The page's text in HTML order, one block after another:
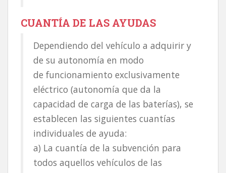
CUANTÍA DE LAS AYUDAS
Dependiendo del vehículo a adquirir y
de su autonomía en modo
de funcionamiento exclusivamente
eléctrico (autonomía que da la
capacidad de carga de las baterías), se
establecen las siguientes cuantías
individuales de ayuda:
a) La cuantía de la subvención para
todos aquellos vehículos de las